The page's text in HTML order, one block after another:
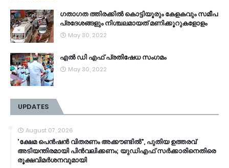
ഗതാഗത ത്തിരക്കിൽ കൊട്ടിയൂരും കേളകവും സമീപ
പ്രദേശങ്ങളും നിശ്ചലമായത് മണിക്കൂറുകളോളം
May 30, 2022
എൽ ഡി എഫ് പ്രതിഷേധ സംഗമം
May 30, 2022
UPDATES
August 07, 2026
'ക്ഷേമ പെൻഷൻ വിതരണം അക്കൗണ്ടിൽ", പുതിയ ഉത്തരവ്
അടിയന്തിരമായി പിൻവലിക്കണം; യുഡിഎഫ് സർക്കാരിനെതിരെ
രൂക്ഷവിമർശനവുമായി